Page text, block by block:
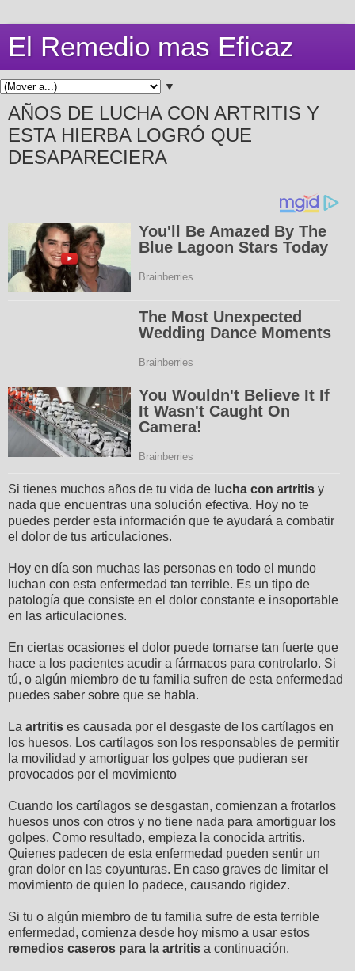
El Remedio mas Eficaz
▼
AÑOS DE LUCHA CON ARTRITIS Y
ESTA HIERBA LOGRÓ QUE
DESAPARECIERA
Si tienes muchos años de tu vida de lucha con artritis y
nada que encuentras una solución efectiva. Hoy no te
puedes perder esta información que te ayudará a combatir
el dolor de tus articulaciones.
Hoy en día son muchas las personas en todo el mundo
luchan con esta enfermedad tan terrible. Es un tipo de
patología que consiste en el dolor constante e insoportable
en las articulaciones.
En ciertas ocasiones el dolor puede tornarse tan fuerte que
hace a los pacientes acudir a fármacos para controlarlo. Si
tú, o algún miembro de tu familia sufren de esta enfermedad
puedes saber sobre que se habla.
La artritis es causada por el desgaste de los cartílagos en
los huesos. Los cartílagos son los responsables de permitir
la movilidad y amortiguar los golpes que pudieran ser
provocados por el movimiento
Cuando los cartílagos se desgastan, comienzan a frotarlos
huesos unos con otros y no tiene nada para amortiguar los
golpes. Como resultado, empieza la conocida artritis.
Quienes padecen de esta enfermedad pueden sentir un
gran dolor en las coyunturas. En caso graves de limitar el
movimiento de quien lo padece, causando rigidez.
Si tu o algún miembro de tu familia sufre de esta terrible
enfermedad, comienza desde hoy mismo a usar estos
remedios caseros para la artritis a continuación.